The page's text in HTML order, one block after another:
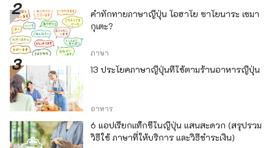
คำทักทายภาษาญี่ปุ่น โอฮาโย ซาโยนาระ เซมา
กุเตะ?
ภาษา
13 ประโยคภาษาญี่ปุ่นที่ใช้ตามร้านอาหารญี่ปุ่น
อาหาร
6 แอปเรียกแท็กซี่ในญี่ปุ่น แสนสะดวก (สรุปรวม
วิธีใช้ ภาษาที่ให้บริการ และวิธีชำระเงิน)